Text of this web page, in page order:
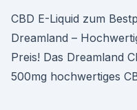
CBD E-Liquid zum
Dreamland –
Preis! Das Dreamland
500mg hochwertiges